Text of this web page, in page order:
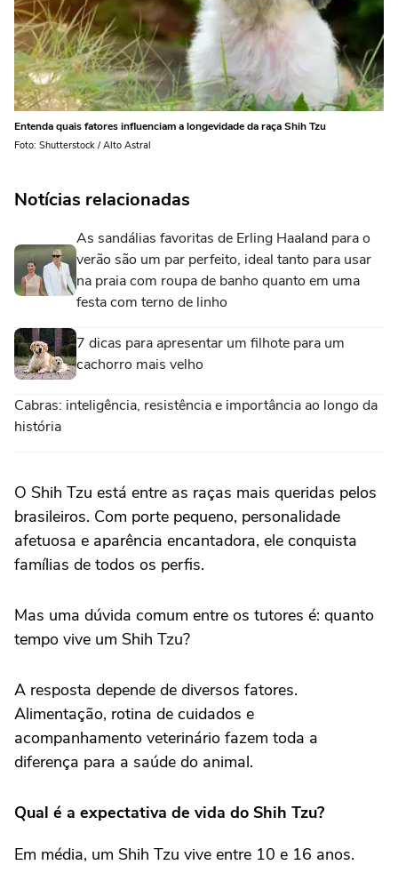
Entenda quais fatores influenciam a longevidade da raça Shih Tzu
Foto: Shutterstock / Alto Astral
Notícias relacionadas
As sandálias favoritas de Erling Haaland para o
verão são um par perfeito, ideal tanto para usar
na praia com roupa de banho quanto em uma
festa com terno de linho
7 dicas para apresentar um filhote para um
cachorro mais velho
Cabras: inteligência, resistência e importância ao longo da
história
O Shih Tzu está entre as raças mais queridas pelos
brasileiros. Com porte pequeno, personalidade
afetuosa e aparência encantadora, ele conquista
famílias de todos os perfis.
Mas uma dúvida comum entre os tutores é: quanto
tempo vive um Shih Tzu?
A resposta depende de diversos fatores.
Alimentação, rotina de cuidados e
acompanhamento veterinário fazem toda a
diferença para a saúde do animal.
Qual é a expectativa de vida do Shih Tzu?
Em média, um Shih Tzu vive entre 10 e 16 anos.